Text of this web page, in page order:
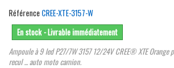
Référence CREE-XTE-3157-W
En stock - Livrable immédiatement
Ampoule à 9 led P27/7W 3157 12/24V CREE® XTE Orange
recul ... auto moto camion.